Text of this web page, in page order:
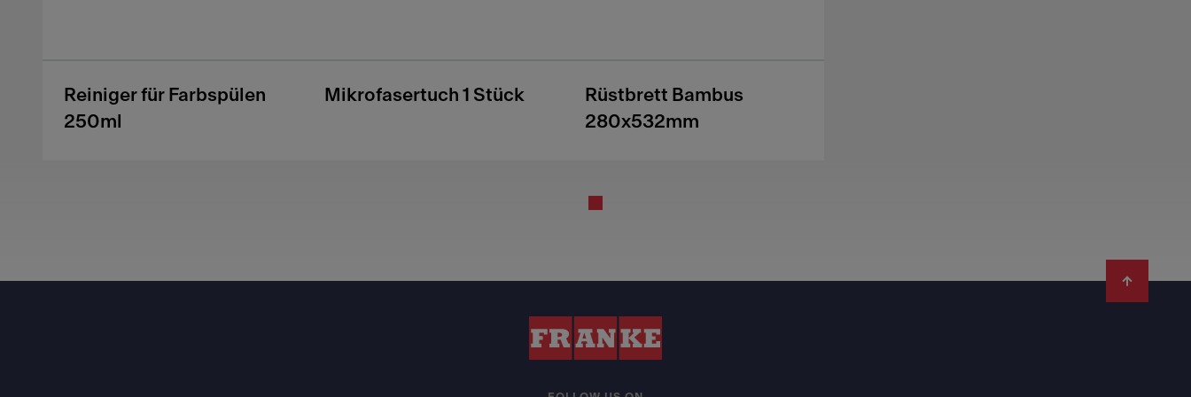
Reiniger für Farbspülen
250ml
Mikrofasertuch 1 Stück
Rüstbrett Bambus
280x532mm